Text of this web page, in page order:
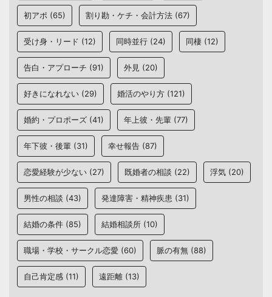
初アポ (65) 割り勘・ケチ・会計方法 (67)
受け身・リード (12) 同時並行 (24) 同棲 (12)
告白・アプローチ (91) 外見 (20)
好きになれない (29) 婚活のやり方 (121)
婚約・プロポーズ (41) 年上彼・先輩 (77)
年下彼・後輩 (31) 幸せ報告 (87)
恋愛経験が少ない (27) 既婚者の相談 (22) 浮気 (20)
男性の相談 (43) 発達障害・精神疾患 (31)
結婚の条件 (85) 結婚相談所 (10)
職場・学校・サークル恋愛 (60) 脈の有無 (88)
自己肯定感 (11) 遠距離 (13)